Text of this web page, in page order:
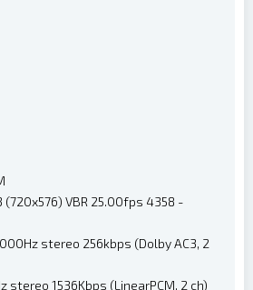
(720x576) VBR 25.00fps 4358 -
stereo 256kbps (Dolby AC3, 2
stereo 1536Kbps (LinearPCM, 2 ch)